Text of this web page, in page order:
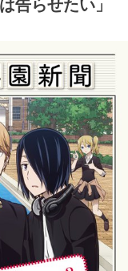
告らせたい」